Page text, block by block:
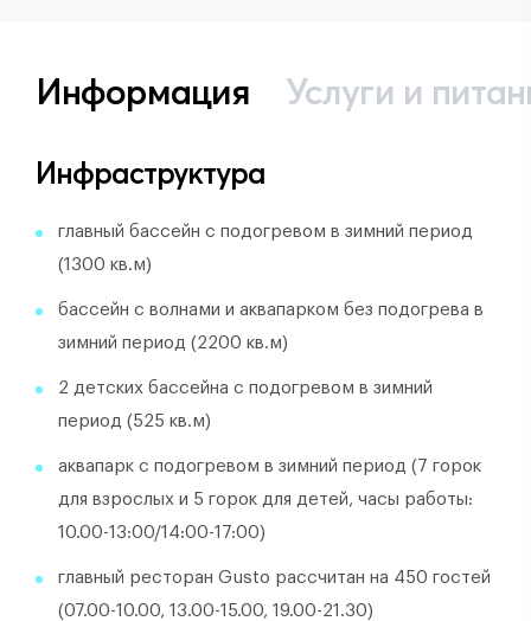
Информация Услуги и
Инфраструктура
главный бассейн с подогревом в зимний период
(1300 кв.м)
бассейн с волнами и аквапарком без подогрева в
зимний период (2200 кв.м)
2 детских бассейна с подогревом в зимний
период (525 кв.м)
аквапарк с подогревом в зимний период (7 горок
для взрослых и 5 горок для детей, часы работы:
10.00-13:00/14:00-17:00)
главный ресторан Gusto рассчитан на 450 гостей
(07.00-10.00, 13.00-15.00, 19.00-21.30)